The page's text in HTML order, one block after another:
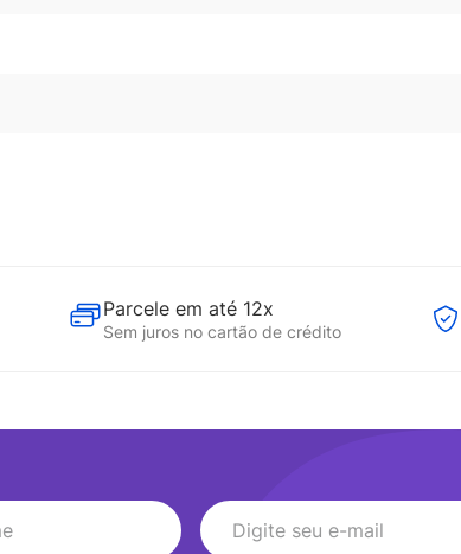
Parcele em até 12x
Sem juros no cartão de crédito